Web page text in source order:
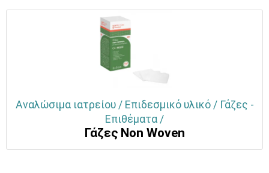
Αναλώσιμα ιατρείου / Επιδεσμικό υλικό / Γάζες -
Επιθέματα /
Γάζες Non Woven